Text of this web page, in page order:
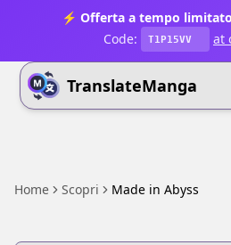
⚡ Offerta a tempo
Code:
T1P15VV at
TranslateManga
Home Scopri Made in Abyss